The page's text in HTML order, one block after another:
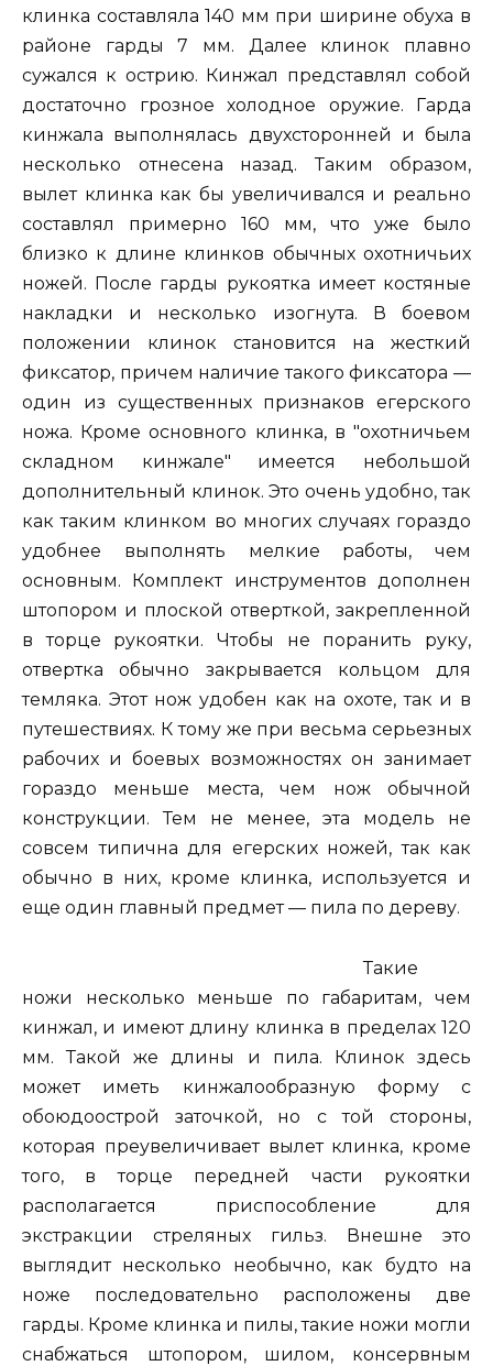
клинка составляла 140 мм при ширине обуха в
районе гарды 7 мм. Далее клинок плавно
сужался к острию. Кинжал представлял собой
достаточно грозное холодное оружие. Гарда
кинжала выполнялась двухсторонней и была
несколько отнесена назад. Таким образом,
вылет клинка как бы увеличивался и реально
составлял примерно 160 мм, что уже было
близко к длине клинков обычных охотничьих
ножей. После гарды рукоятка имеет костяные
накладки и несколько изогнута. В боевом
положении клинок становится на жесткий
фиксатор, причем наличие такого фиксатора —
один из существенных признаков егерского
ножа. Кроме основного клинка, в "охотничьем
складном кинжале" имеется небольшой
дополнительный клинок. Это очень удобно, так
как таким клинком во многих случаях гораздо
удобнее выполнять мелкие работы, чем
основным. Комплект инструментов дополнен
штопором и плоской отверткой, закрепленной
в торце рукоятки. Чтобы не поранить руку,
отвертка обычно закрывается кольцом для
темляка. Этот нож удобен как на охоте, так и в
путешествиях. К тому же при весьма серьезных
рабочих и боевых возможностях он занимает
гораздо меньше места, чем нож обычной
конструкции. Тем не менее, эта модель не
совсем типична для егерских ножей, так как
обычно в них, кроме клинка, используется и
еще один главный предмет — пила по дереву.
Такие
ножи несколько меньше по габаритам, чем
кинжал, и имеют длину клинка в пределах 120
мм. Такой же длины и пила. Клинок здесь
может иметь кинжалообразную форму с
обоюдоострой заточкой, но с той стороны,
которая преувеличивает вылет клинка, кроме
того, в торце передней части рукоятки
располагается приспособление для
экстракции стреляных гильз. Внешне это
выглядит несколько необычно, как будто на
ноже последовательно расположены две
гарды. Кроме клинка и пилы, такие ножи могли
снабжаться штопором, шилом, консервным